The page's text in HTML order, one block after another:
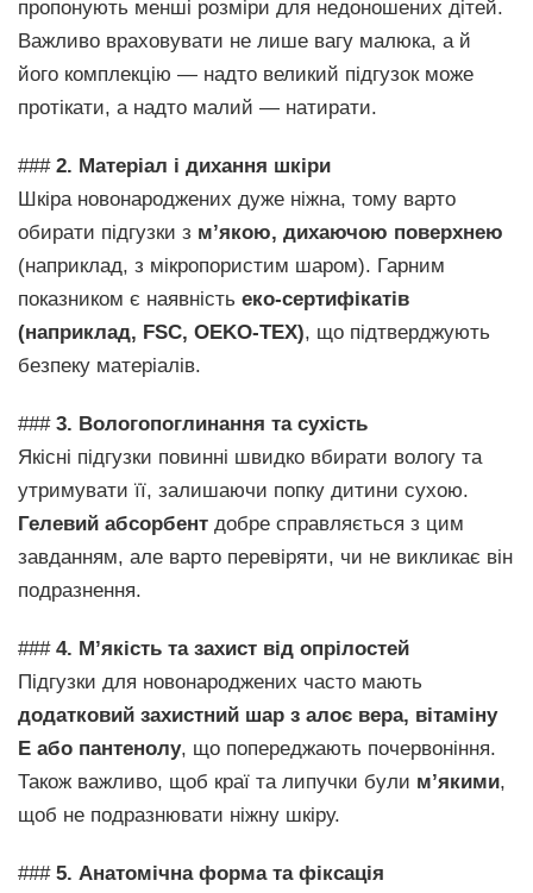
пропонують менші розміри для недоношених дітей.
Важливо враховувати не лише вагу малюка, а й
його комплекцію — надто великий підгузок може
протікати, а надто малий — натирати.
### 2. Матеріал і дихання шкіри
Шкіра новонароджених дуже ніжна, тому варто
обирати підгузки з м’якою, дихаючою поверхнею
(наприклад, з мікропористим шаром). Гарним
показником є наявність еко-сертифікатів
(наприклад, FSC, OEKO-TEX), що підтверджують
безпеку матеріалів.
### 3. Вологопоглинання та сухість
Якісні підгузки повинні швидко вбирати вологу та
утримувати її, залишаючи попку дитини сухою.
Гелевий абсорбент добре справляється з цим
завданням, але варто перевіряти, чи не викликає він
подразнення.
### 4. М’якість та захист від опрілостей
Підгузки для новонароджених часто мають
додатковий захистний шар з алоє вера, вітаміну
Е або пантенолу, що попереджають почервоніння.
Також важливо, щоб краї та липучки були м’якими,
щоб не подразнювати ніжну шкіру.
### 5. Анатомічна форма та фіксація